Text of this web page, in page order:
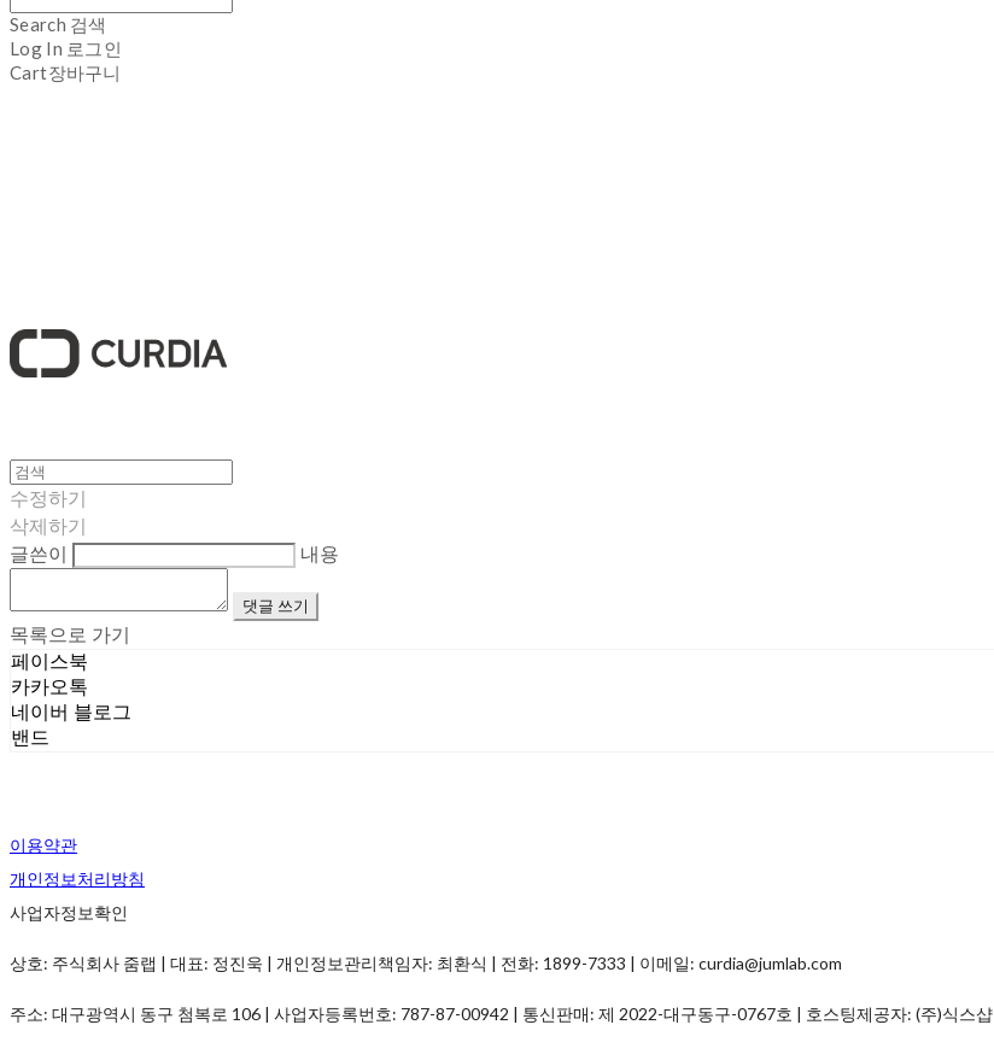
Search 검색
Log In 로그인
Cart장바구니
수정하기
삭제하기
글쓴이
내용
댓글 쓰기
목록으로 가기
페이스북
카카오톡
네이버 블로그
밴드
이용약관
개인정보처리방침
사업자정보확인
상호: 주식회사 줌랩 | 대표: 정진욱 | 개인정보관리책임자: 최환식 | 전화: 1899-7333 | 이메일: curdia@jumlab.com
주소: 대구광역시 동구 첨복로 106 | 사업자등록번호: 787-87-00942 | 통신판매: 제 2022-대구동구-0767호 | 호스팅제공자: (주)식스샵